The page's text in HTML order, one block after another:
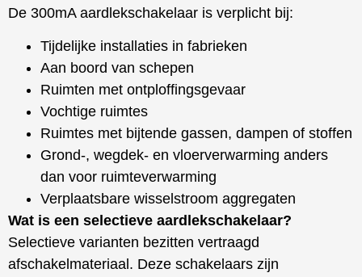
De 300mA aardlekschakelaar is verplicht bij:
Tijdelijke installaties in fabrieken
Aan boord van schepen
Ruimten met ontploffingsgevaar
Vochtige ruimtes
Ruimtes met bijtende gassen, dampen of stoffen
Grond-, wegdek- en vloerverwarming anders
dan voor ruimteverwarming
Verplaatsbare wisselstroom aggregaten
Wat is een selectieve aardlekschakelaar?
Selectieve varianten bezitten vertraagd
afschakelmateriaal. Deze schakelaars zijn